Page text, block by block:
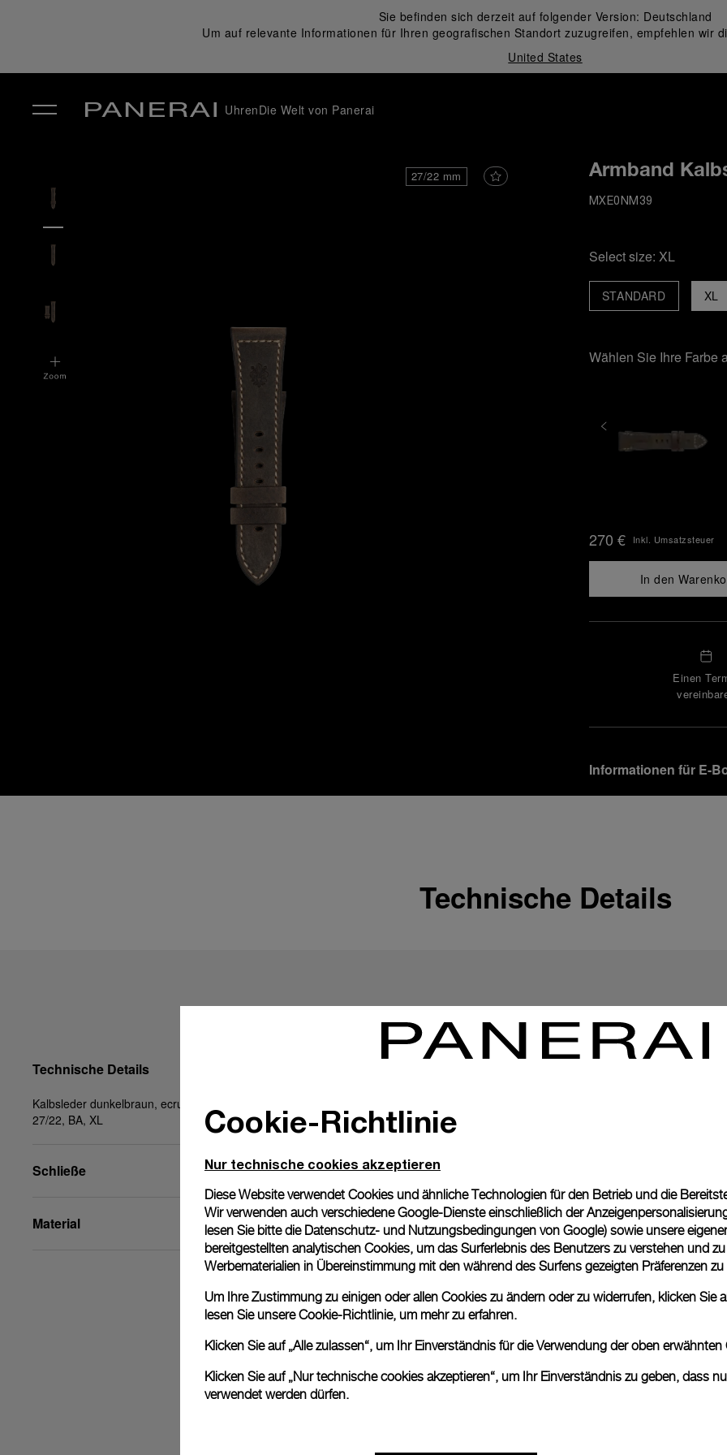
Sie befinden sich derzeit auf folgender Version: Deutschland
Um auf relevante Informationen für Ihren geografischen Standort zuzugreifen, empfehlen wir
United States
UhrenDie Welt von Panerai
27/22 mm Armband
MXE0NM39
Select size: XL
XL
STANDARD
Wählen Sie Ihre Farbe
270 € Inkl. Umsatzsteuer
In den
Einen
Informationen für E-
Rückgabe &
Officine Panerai
Mehr Informationen
Mehr Informationen
Bitte beachten Sie, dass es
können beim tatsächlichen
Technische Details
Technische Details
Kalbsleder dunkelbraun, ecrufarbene Nähte,
27/22, BA, XL
Schließe
Material
Cookie-Richtlinie
Nur technische cookies akzeptieren
Diese Website verwendet Cookies und ähnliche Technologien für den Betrieb und die
Wir verwenden auch verschiedene Google-Dienste einschließlich der
lesen Sie bitte die Datenschutz- und Nutzungsbedingungen von Google) sowie unsere
bereitgestellten analytischen Cookies, um das Surferlebnis des Benutzers zu verstehen und
Werbematerialien in Übereinstimmung mit den während des Surfens gezeigten Präferenzen
Um Ihre Zustimmung zu einigen oder allen Cookies zu ändern oder zu widerrufen, klicken Sie
lesen Sie unsereCookie-Richtlinie, um mehr zu erfahren.
Klicken Sie auf „Alle zulassen“, um Ihr Einverständnis für die Verwendung der oben
Klicken Sie auf „Nur technische cookies akzeptieren“, um Ihr Einverständnis zu geben, dass
verwendet werden dürfen.